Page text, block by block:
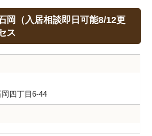
岡（入居相談即日可能8/12更
ス
四丁目6-44